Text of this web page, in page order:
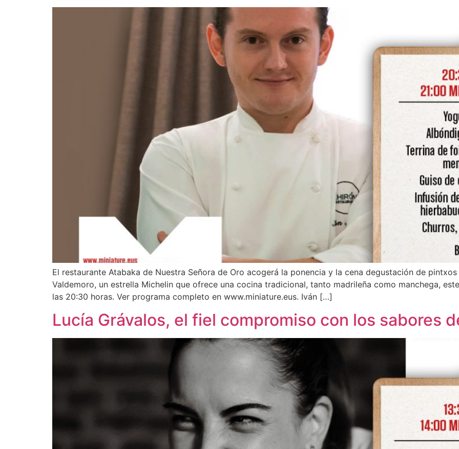
El restaurante Atabaka de Nuestra Señora de Oro acogerá la ponencia y la cena degustación de
Valdemoro, un estrella Michelin que ofrece una cocina tradicional, tanto madrileña como manchega,
las 20:30 horas. Ver programa completo en www.miniature.eus. Iván […]
Lucía Grávalos, el fiel compromiso con los sabores